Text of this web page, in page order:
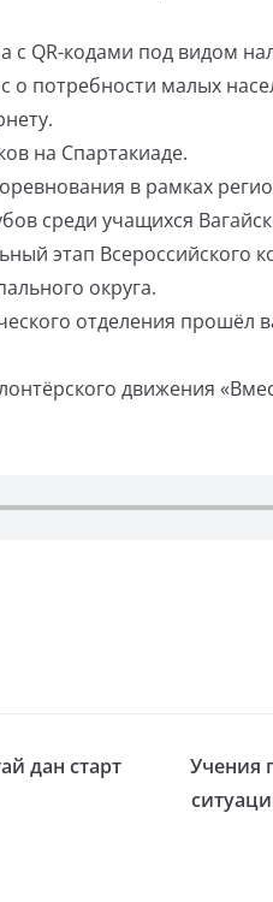
QR-кодами под видом
потребности малых
на Спартакиаде.
в рамках
среди учащихся
этап Всероссийского
округа.
отделения прошёл
движения
дан старт
Учения